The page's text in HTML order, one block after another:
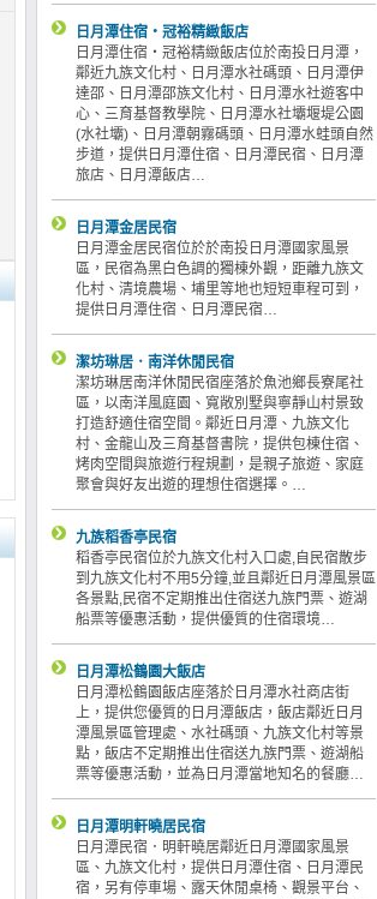
日月潭住宿‧冠裕精緻飯店
日月潭住宿‧冠裕精緻飯店位於南投日月潭，
鄰近九族文化村、日月潭水社碼頭、日月潭伊
達邵、日月潭邵族文化村、日月潭水社遊客中
心、三育基督教學院、日月潭水社壩堰堤公園
(水社壩)、日月潭朝霧碼頭、日月潭水蛙頭自然
步道，提供日月潭住宿、日月潭民宿、日月潭
旅店、日月潭飯店…
日月潭金居民宿
日月潭金居民宿位於於南投日月潭國家風景
區，民宿為黑白色調的獨棟外觀，距離九族文
化村、清境農場、埔里等地也短短車程可到，
提供日月潭住宿、日月潭民宿…
潔坊琳居．南洋休閒民宿
潔坊琳居南洋休閒民宿座落於魚池鄉長寮尾社
區，以南洋風庭園、寬敞別墅與寧靜山村景致
打造舒適住宿空間。鄰近日月潭、九族文化
村、金龍山及三育基督書院，提供包棟住宿、
烤肉空間與旅遊行程規劃，是親子旅遊、家庭
聚會與好友出遊的理想住宿選擇。…
九族稻香亭民宿
稻香亭民宿位於九族文化村入口處,自民宿散步
到九族文化村不用5分鐘,並且鄰近日月潭風景區
各景點,民宿不定期推出住宿送九族門票、遊湖
船票等優惠活動，提供優質的住宿環境…
日月潭松鶴園大飯店
日月潭松鶴園飯店座落於日月潭水社商店街
上，提供您優質的日月潭飯店，飯店鄰近日月
潭風景區管理處、水社碼頭、九族文化村等景
點，飯店不定期推出住宿送九族門票、遊湖船
票等優惠活動，並為日月潭當地知名的餐廳…
日月潭明軒曉居民宿
日月潭民宿．明軒曉居鄰近日月潭國家風景
區、九族文化村，提供日月潭住宿、日月潭民
宿，另有停車場、露天休閒桌椅、觀景平台、